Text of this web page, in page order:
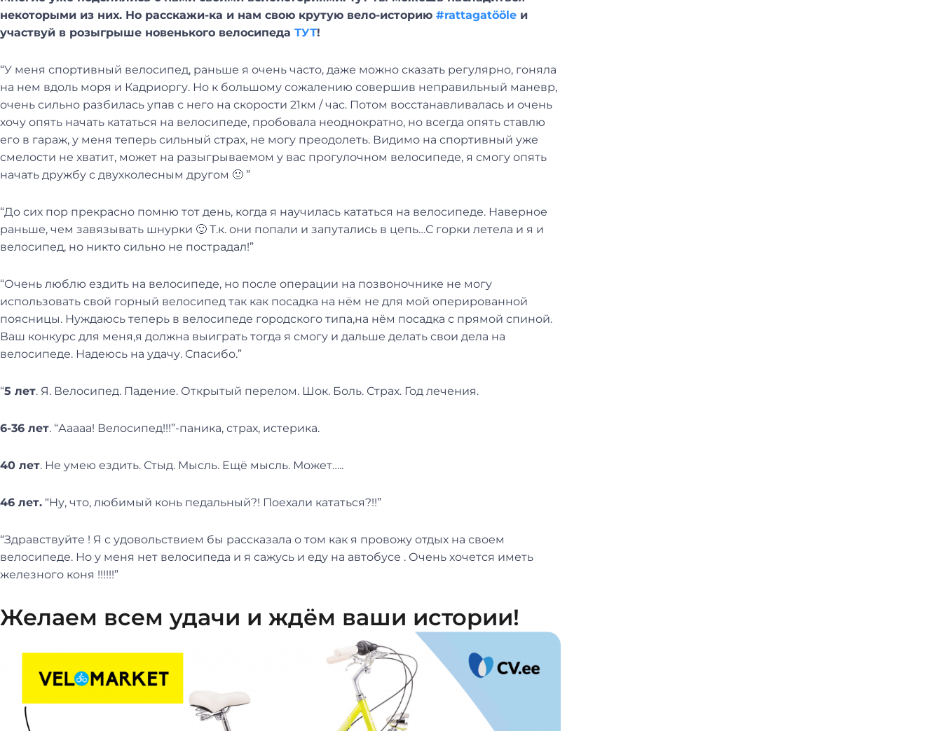
некоторыми из них. Но расскажи-ка и нам свою крутую вело-историю #rattagatööle и
участвуй в розыгрыше новенького велосипеда ТУТ!
“У меня спортивный велосипед, раньше я очень часто, даже можно сказать регулярно, гоняла
на нем вдоль моря и Кадриоргу. Но к большому сожалению совершив неправильный маневр,
очень сильно разбилась упав с него на скорости 21км / час. Потом восстанавливалась и очень
хочу опять начать кататься на велосипеде, пробовала неоднократно, но всегда опять ставлю
его в гараж, у меня теперь сильный страх, не могу преодолеть. Видимо на спортивный уже
смелости не хватит, может на разыгрываемом у вас прогулочном велосипеде, я смогу опять
начать дружбу с двухколесным другом 🙂 ”
“До сих пор прекрасно помню тот день, когда я научилась кататься на велосипеде. Наверное
раньше, чем завязывать шнурки 🙂 Т.к. они попали и запутались в цепь…С горки летела и я и
велосипед, но никто сильно не пострадал!”
“Очень люблю ездить на велосипеде, но после операции на позвоночнике не могу
использовать свой горный велосипед так как посадка на нём не для мой оперированной
поясницы. Нуждаюсь теперь в велосипеде городского типа,на нём посадка с прямой спиной.
Ваш конкурс для меня,я должна выиграть тогда я смогу и дальше делать свои дела на
велосипеде. Надеюсь на удачу. Спасибо.”
“5 лет. Я. Велосипед. Падение. Открытый перелом. Шок. Боль. Страх. Год лечения.
6-36 лет. “Ааааа! Велосипед!!!”-паника, страх, истерика.
40 лет. Не умею ездить. Стыд. Мысль. Ещё мысль. Может…..
46 лет. “Ну, что, любимый конь педальный?! Поехали кататься?!!”
“Здравствуйте ! Я с удовольствием бы рассказала о том как я провожу отдых на своем
велосипеде. Но у меня нет велосипеда и я сажусь и еду на автобусе . Очень хочется иметь
железного коня !!!!!!”
Желаем всем удачи и ждём ваши истории!